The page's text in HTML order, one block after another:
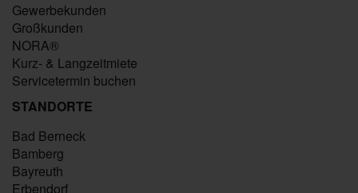
Gewerbekunden
Großkunden
NORA®
Kurz- & Langzeitmiete
Servicetermin buchen
STANDORTE
Bad Berneck
Bamberg
Bayreuth
Erbendorf